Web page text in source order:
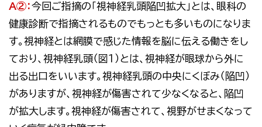
A②：今回ご指摘の「視神経乳頭陥凹拡大」とは、眼科の
健康診断で指摘されるものでもっとも多いものになりま
す。視神経とは網膜で感じた情報を脳に伝える働きをし
ており、視神経乳頭（図１）とは、視神経が眼球から外に
出る出口をいいます。視神経乳頭の中央にくぼみ（陥凹）
がありますが、視神経が傷害されて少なくなると、陥凹
が拡大します。視神経が傷害されて、視野がせまくなって